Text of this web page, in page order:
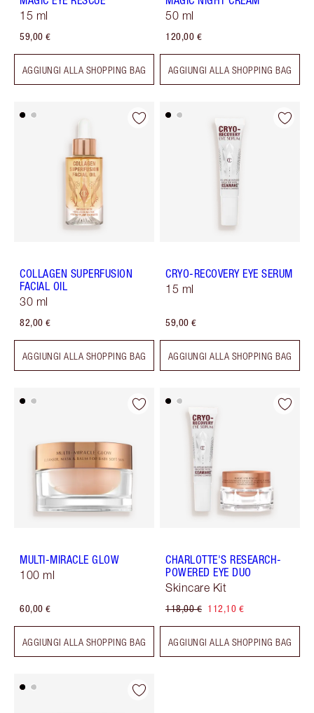
15 ml
59,00 €
AGGIUNGI ALLA SHOPPING BAG
50 ml
120,00 €
AGGIUNGI ALLA SHOPPING BAG
COLLAGEN SUPERFUSION
FACIAL OIL
30 ml
82,00 €
AGGIUNGI ALLA SHOPPING BAG
CRYO-RECOVERY EYE SERUM
15 ml
59,00 €
AGGIUNGI ALLA SHOPPING BAG
MULTI-MIRACLE GLOW
100 ml
60,00 €
AGGIUNGI ALLA SHOPPING BAG
CHARLOTTE'S RESEARCH-
POWERED EYE DUO
Skincare Kit
118,00 € 112,10 €
AGGIUNGI ALLA SHOPPING BAG